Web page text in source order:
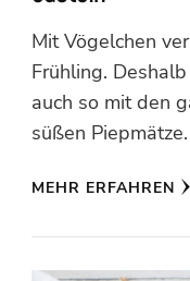
Mit Vögelchen
Frühling.
auch so mit den
süßen
MEHR ERFAHREN